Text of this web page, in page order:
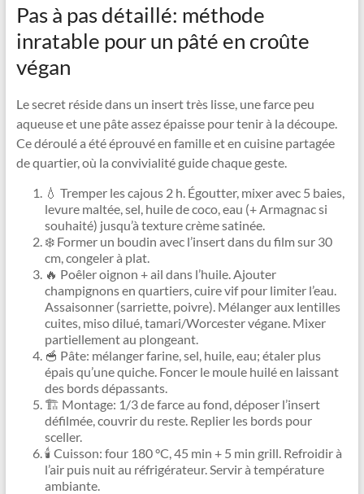
Pas à pas détaillé: méthode
inratable pour un pâté en croûte
végan
Le secret réside dans un insert très lisse, une farce peu
aqueuse et une pâte assez épaisse pour tenir à la découpe.
Ce déroulé a été éprouvé en famille et en cuisine partagée
de quartier, où la convivialité guide chaque geste.
💧 Tremper les cajous 2 h. Égoutter, mixer avec 5 baies,
levure maltée, sel, huile de coco, eau (+ Armagnac si
souhaité) jusqu’à texture crème satinée.
❄️ Former un boudin avec l’insert dans du film sur 30
cm, congeler à plat.
🔥 Poêler oignon + ail dans l’huile. Ajouter
champignons en quartiers, cuire vif pour limiter l’eau.
Assaisonner (sarriette, poivre). Mélanger aux lentilles
cuites, miso dilué, tamari/Worcester végane. Mixer
partiellement au plongeant.
🥣 Pâte: mélanger farine, sel, huile, eau; étaler plus
épais qu’une quiche. Foncer le moule huilé en laissant
des bords dépassants.
🏗️ Montage: 1/3 de farce au fond, déposer l’insert
défilmée, couvrir du reste. Replier les bords pour
sceller.
🕯️ Cuisson: four 180 °C, 45 min + 5 min grill. Refroidir à
l’air puis nuit au réfrigérateur. Servir à température
ambiante.